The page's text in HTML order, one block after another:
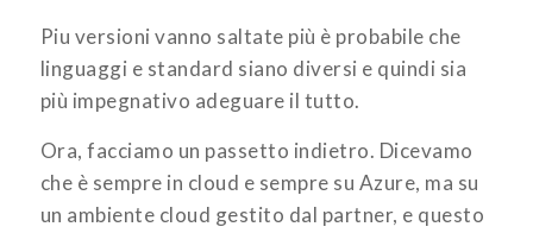
Piu versioni vanno saltate più è probabile che
linguaggi e standard siano diversi e quindi sia
più impegnativo adeguare il tutto.
Ora, facciamo un passetto indietro. Dicevamo
che è sempre in cloud e sempre su Azure, ma su
un ambiente cloud gestito dal partner, e questo